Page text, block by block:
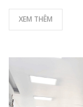
XEM THÊM